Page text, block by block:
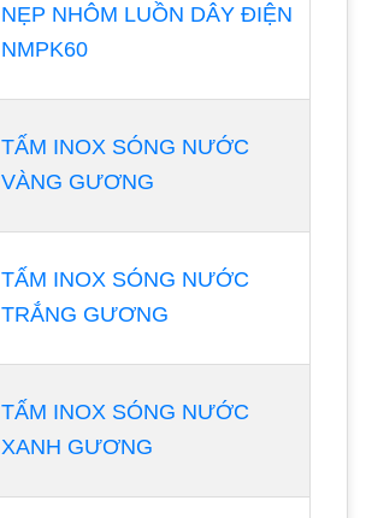
NẸP NHÔM LUỒN DÂY ĐIỆN
NMPK60
TẤM INOX SÓNG NƯỚC
VÀNG GƯƠNG
TẤM INOX SÓNG NƯỚC
TRẮNG GƯƠNG
TẤM INOX SÓNG NƯỚC
XANH GƯƠNG